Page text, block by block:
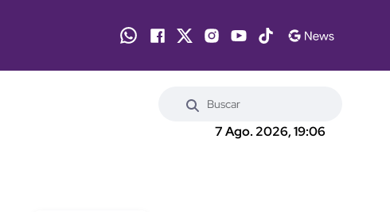
7 Ago. 2026, 19:06